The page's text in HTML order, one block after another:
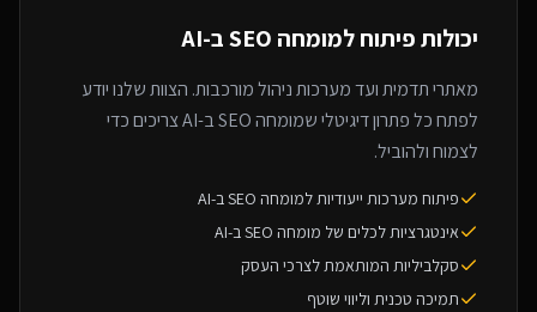
יכולות פיתוח למומחה SEO ב-AI
מאתרי תדמית ועד מערכות ניהול מורכבות. הצוות שלנו יודע
לפתח כל פתרון דיגיטלי שמומחה SEO ב-AI צריכים כדי
לצמוח ולהוביל.
פיתוח מערכות ייעודיות למומחה SEO ב-AI
אינטגרציות לכלים של מומחה SEO ב-AI
סקלביליות המותאמת לצרכי העסק
תמיכה טכנית וליווי שוטף